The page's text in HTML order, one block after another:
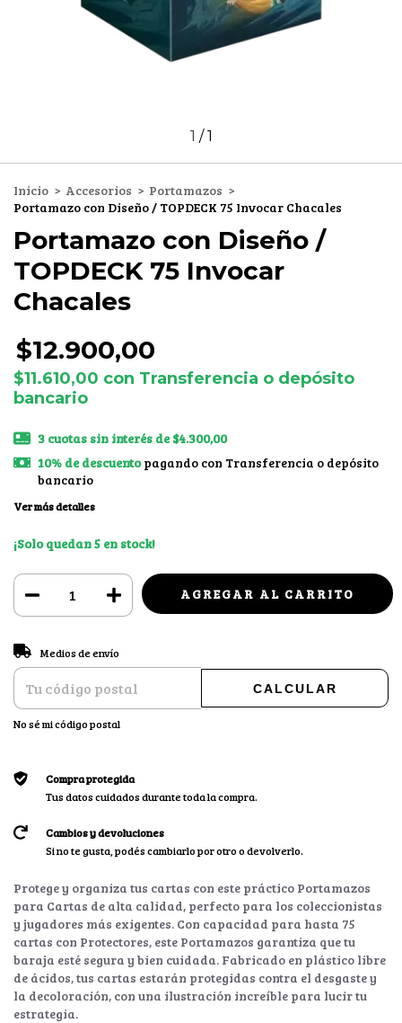
1 /1
Inicio > Accesorios > Portamazos >
Portamazo con Diseño / TOPDECK 75 Invocar Chacales
Portamazo con Diseño /
TOPDECK 75 Invocar
Chacales
$12.900,00
$11.610,00 con Transferencia o depósito
bancario
3 cuotas sin interés de$4.300,00
10% de descuentopagando con Transferencia o depósito
bancario
Ver más detalles
¡Solo quedan5 en stock!
Entregas para el CP:
Medios de envío
CALCULAR
No sé mi código postal
Compra protegida
Tus datos cuidados durante toda la compra.
Cambios y devoluciones
Si no te gusta, podés cambiarlo por otro o devolverlo.
Protege y organiza tus cartas con este práctico Portamazos
para Cartas de alta calidad, perfecto para los coleccionistas
y jugadores más exigentes. Con capacidad para hasta 75
cartas con Protectores, este Portamazos garantiza que tu
baraja esté segura y bien cuidada. Fabricado en plástico libre
de ácidos, tus cartas estarán protegidas contra el desgaste y
la decoloración, con una ilustración increíble para lucir tu
estrategia.